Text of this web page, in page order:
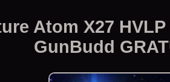
Atom X27
GunBudd